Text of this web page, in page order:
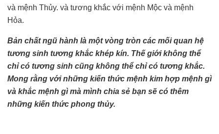
và mệnh Thủy. và tương khắc với mệnh Mộc và mệnh
Hỏa.
Bản chất ngũ hành là một vòng tròn các mối quan hệ
tương sinh tương khắc khép kín. Thế giới không thể
chỉ có tương sinh cũng không thể chỉ có tương khắc.
Mong rằng với những kiến thức mệnh kim hợp mệnh gì
và khắc mệnh gì mà mình chia sẻ bạn sẽ có thêm
những kiến thức phong thủy.